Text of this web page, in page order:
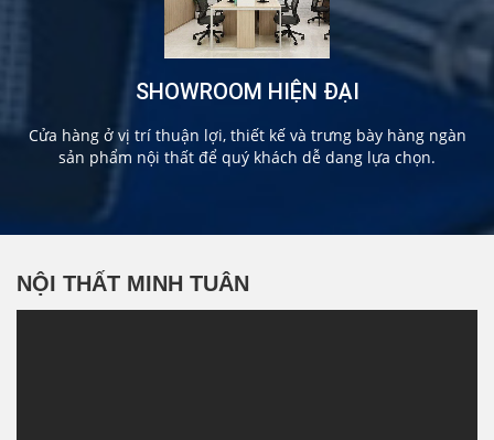
SHOWROOM HIỆN ĐẠI
Cửa hàng ở vị trí thuận lợi, thiết kế và trưng bày hàng ngàn
sản phẩm nội thất để quý khách dễ dang lựa chọn.
NỘI THẤT MINH TUÂN